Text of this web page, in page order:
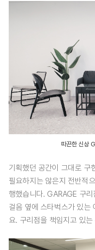
따끈한 신상
기획했던 공간이 그대로 구
필요하지는 않은지 전반적
행했습니다. GARAGE 구
걸음 옆에 스타벅스가 있는
요. 구리점을 책임지고 있